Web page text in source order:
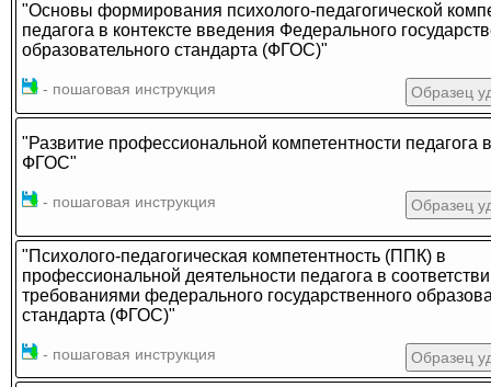
"Основы формирования психолого-педагогической
педагога в контексте введения Федерального
образовательного стандарта (ФГОС)"
- пошаговая инструкция Образец
"Развитие профессиональной компетентности педагога
ФГОС"
- пошаговая инструкция Образец
"Психолого-педагогическая компетентность (ППК) в
профессиональной деятельности педагога в
требованиями федерального государственного
стандарта (ФГОС)"
- пошаговая инструкция Образец